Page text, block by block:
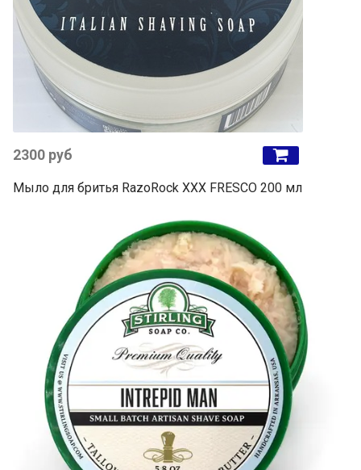
2300 руб
Мыло для бритья RazoRock XXX FRESCO 200 мл